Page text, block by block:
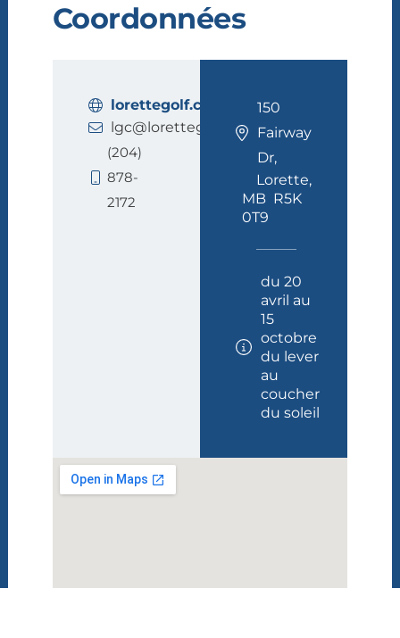
Coordonnées
lorettegolf.ca
lgc@lorettegolf.ca
(204)
878-
2172
150
Fairway
Dr,
Lorette,
MB R5K
0T9
du 20
avril au
15
octobre
du lever
au
coucher
du soleil